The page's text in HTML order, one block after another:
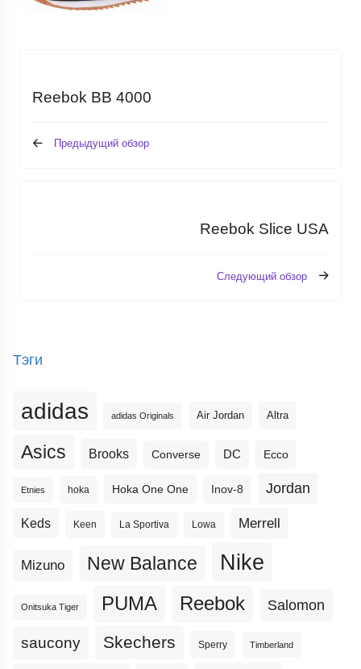
Reebok BB 4000
Предыдущий обзор
Reebok Slice USA
Следующий обзор
Тэги
adidas adidas Originals Air Jordan Altra
Asics Brooks Converse DC Ecco
Etnies hoka Hoka One One Inov-8 Jordan
Keds Keen La Sportiva Lowa Merrell
Mizuno New Balance Nike
Onitsuka Tiger PUMA Reebok Salomon
saucony Skechers Sperry Timberland